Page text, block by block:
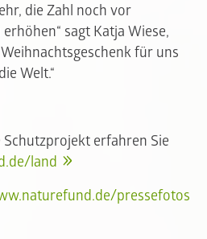
die Zahl noch vor
sagt Katja Wiese,
für uns
Welt.“
erfahren Sie
land
pressefotos